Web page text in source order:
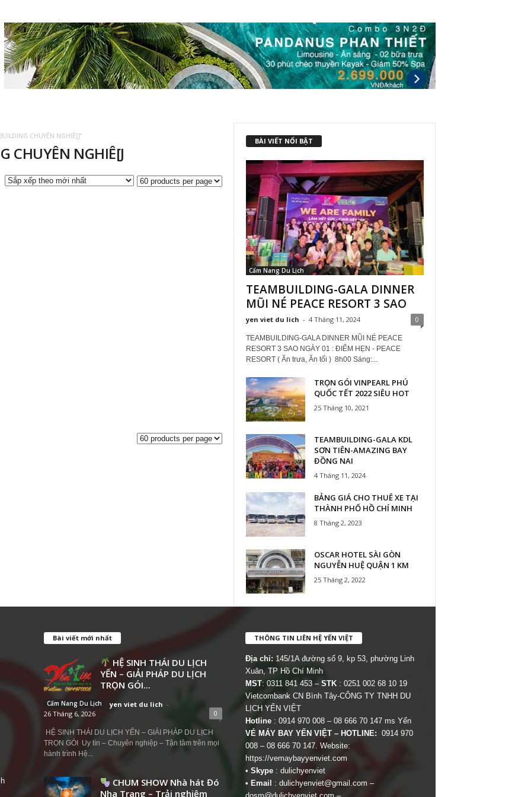
CHUYÊN NGHIÊ[J”
CHUYÊN NGHIÊ[J
BÀI VIẾT NỔI BẬT
Cẩm Nang Du Lịch
TEAMBUILDING-GALA DINNER
MŨI NÉ PEACE RESORT 3 SAO
yen viet du lich - 4 Tháng 11, 2024 0
TEAMBUILDING-GALA DINNER MŨI NÉ PEACE
RESORT 3 SAO NGÀY 01 : ĐIỂM HẸN - PEACE
RESORT ( Ăn trưa, Ăn tối ) 8h00 Sáng:...
TRỌN GÓI VINPEARL PHÚ
QUỐC TẾT 2022 SIÊU HOT
25 Tháng 10, 2021
TEAMBUILDING-GALA KDL
SƠN TIÊN-AMAZING BAY
ĐỒNG NAI
4 Tháng 11, 2024
BẢNG GIÁ CHO THUÊ XE TẠI
THÀNH PHỐ HỒ CHÍ MINH
8 Tháng 2, 2023
OSCAR HOTEL SÀI GÒN
NGUYỄN HUỆ QUẬN 1 KM
25 Tháng 2, 2022
Bài viết mới nhất
HỆ SINH THÁI DU LỊCH
YẾN – GIẢI PHÁP DU LỊCH
TRỌN GÓI...
Cẩm Nang Du Lịch yen viet du lich -
26 Tháng 6, 2026
0
HỆ SINH THÁI DU LỊCH YẾN – GIẢI PHÁP DU LỊCH
TRỌN GÓI Uy tín – Chuyên nghiệp – Tận tâm trên mọi
hành trình Hệ...
CHUM SHOW Nhà hát Đó
Nha Trang – Trải nghiệm
THÔNG TIN LIÊN HỆ YẾN VIỆT
Địa chỉ: 145/1A đường số 9, kp 53, phường Linh
Xuân, TP Hồ Chí Minh
MST: 0311 841 453 – STK: 0251 002 68 10 19
Vietcombank CN Bình Tây-CÔNG TY TNHH DU
LỊCH YẾN VIỆT
Hotline : 0914 970 008 – 08 666 70 147 ms Yến
VÉ MÁY BAY YẾN VIỆT – HOTLINE: 0914 970
008 – 08 666 70 147. Website:
https://vemaybayyenviet.com
• Skype: dulichyenviet
• Email : dulichyenviet@gmail.com –